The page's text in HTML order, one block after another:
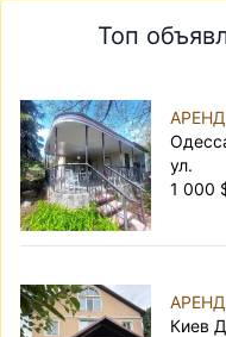
Топ
ул.
1 000
Киев